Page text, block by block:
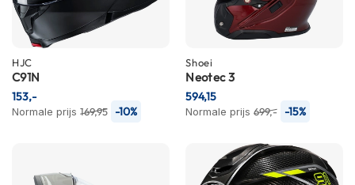
m
e
n
R
e
t
r
HJC
C91N
Normale prijs 169,95 -10%
153,-
Shoei
Neotec 3
Normale prijs 699,- -15%
594,15